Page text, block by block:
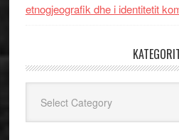
etnogjeografik dhe i identitetit